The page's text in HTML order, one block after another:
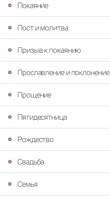
Покаяние
Пост и молитва
Призыв к покаянию
Прославление и поклонение
Прощение
Пятидесятница
Рождество
Свадьба
Семья